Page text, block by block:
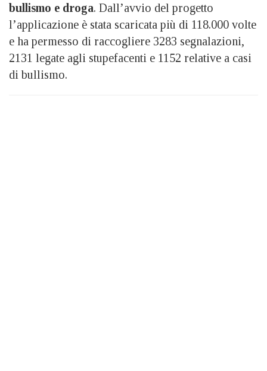
bullismo e droga. Dall’avvio del progetto
l’applicazione è stata scaricata più di 118.000 volte
e ha permesso di raccogliere 3283 segnalazioni,
2131 legate agli stupefacenti e 1152 relative a casi
di bullismo.